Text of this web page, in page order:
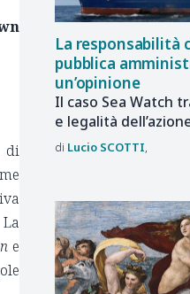
di
e
La responsabilità
pubblica
un’opinione
Il caso Sea Watch
e legalità
Lucio SCOTTI